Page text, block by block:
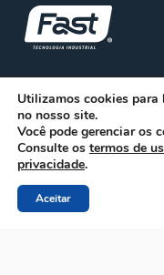
Utilizamos cookies para
no nosso site.
Você pode gerenciar os
Consulte os termos de
privacidade.
Aceitar